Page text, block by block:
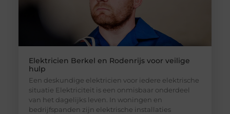
Elektricien Berkel en Rodenrijs voor veilige
hulp
Een deskundige elektricien voor iedere elektrische
situatie Elektriciteit is een onmisbaar onderdeel
van het dagelijks leven. In woningen en
bedrijfspanden zijn elektrische installaties